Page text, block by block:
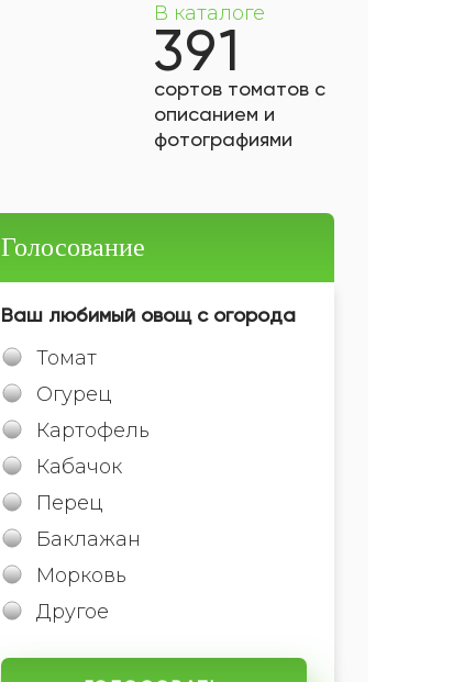
В каталоге
391
сортов томатов с
описанием и
фотографиями
Голосование
Ваш любимый овощ с огорода
Томат
Огурец
Картофель
Кабачок
Перец
Баклажан
Морковь
Другое